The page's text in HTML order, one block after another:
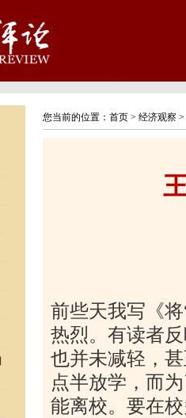
您当前的位置： 首页 > 经济观察 >
前些天我写《
热烈。有读者
也并未减轻，
点半放学，而
能离校。要在